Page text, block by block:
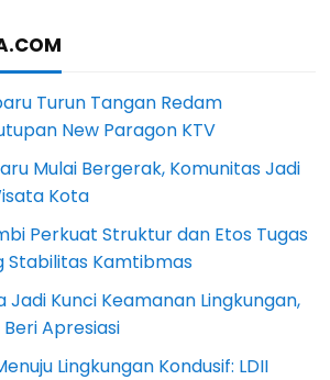
Turun Tangan Redam
New Paragon KTV
Mulai Bergerak, Komunitas Jadi
Kota
Perkuat Struktur dan Etos Tugas
Stabilitas Kamtibmas
Jadi Kunci Keamanan Lingkungan,
Apresiasi
Lingkungan Kondusif: LDII